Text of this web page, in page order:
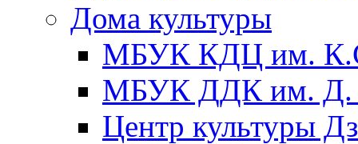
Дома культуры
МБУК КДЦ им.
МБУК ДДК им. Д.
Центр культуры